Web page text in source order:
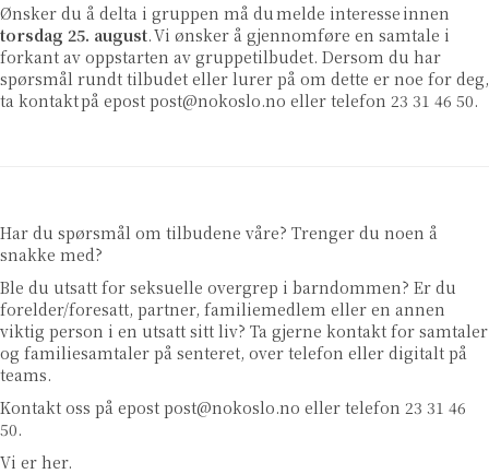
Ønsker du å delta i gruppen må du melde interesse innen
torsdag 25. august. Vi ønsker å gjennomføre en samtale i
forkant av oppstarten av gruppetilbudet. Dersom du har
spørsmål rundt tilbudet eller lurer på om dette er noe for deg,
ta kontakt på epost post@nokoslo.no eller telefon 23 31 46 50.
Har du spørsmål om tilbudene våre? Trenger du noen å
snakke med?
Ble du utsatt for seksuelle overgrep i barndommen? Er du
forelder/foresatt, partner, familiemedlem eller en annen
viktig person i en utsatt sitt liv? Ta gjerne kontakt for samtaler
og familiesamtaler på senteret, over telefon eller digitalt på
teams.
Kontakt oss på epost post@nokoslo.no eller telefon 23 31 46
50.
Vi er her.